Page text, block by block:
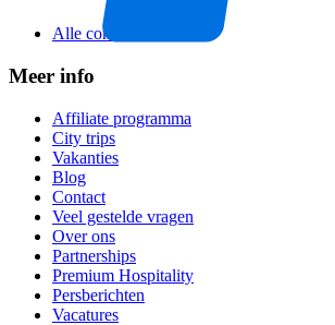
Alle concerten
Meer info
Affiliate programma
City trips
Vakanties
Blog
Contact
Veel gestelde vragen
Over ons
Partnerships
Premium Hospitality
Persberichten
Vacatures